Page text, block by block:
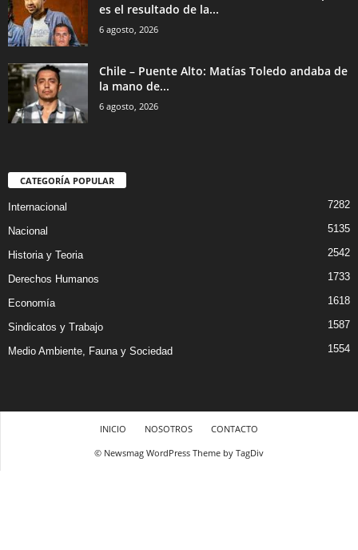
es el resultado de la...
6 agosto, 2026
Chile – Puente Alto: Matías Toledo andaba de
la mano de...
6 agosto, 2026
CATEGORÍA POPULAR
Internacional 7282
Nacional 5135
Historia y Teoria 2542
Derechos Humanos 1733
Economía 1618
Sindicatos y Trabajo 1587
Medio Ambiente, Fauna y Sociedad 1554
INICIO NOSOTROS
CONTACTO
© Newsmag WordPress Theme by TagDiv